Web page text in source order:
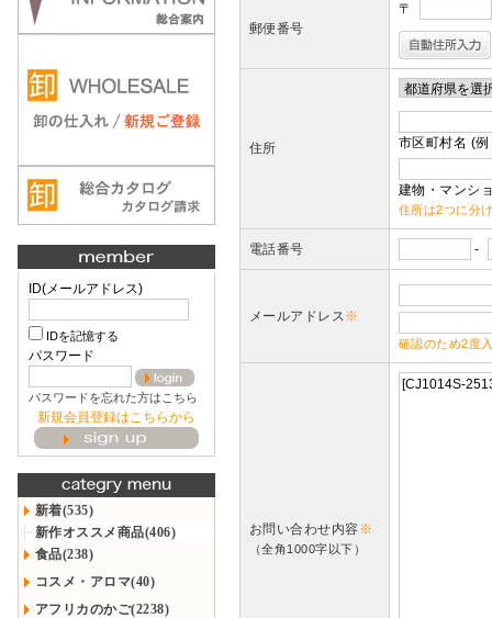
ID(メールアドレス)
IDを記憶する
パスワード
パスワードを忘れた方はこちら
新規会員登録はこちらから
新着(535)
新作オススメ商品(406)
食品(238)
コスメ・アロマ(40)
アフリカのかご(2238)
郵便番号
〒
住所 市区町村名 (
建物・マンシ
住所は2つに分
電話番号 -
メールアドレス※
確認のため2度
お問い合わせ内容※
（全角1000字以下）